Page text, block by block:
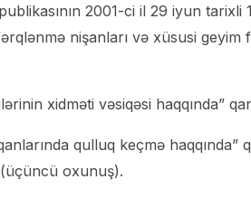
2001-ci il 29 iyun
nişanları və xüsusi geyim
xidməti vəsiqəsi haqqında”
qulluq keçmə
oxunuş).